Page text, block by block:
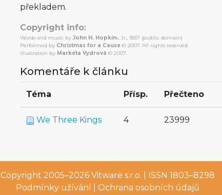
překladem.
Copyright info:
Words and music by John H. Hopkins, Jr., 1857 (public domain)
Performed by Christmas for a Cause© 2007. All rights reserved.
Illustration by Markéta Vydrová © 2007.
Komentáře k článku
Téma Přísp. Přečteno
We Three Kings 4 23999
Copyright 2005–2026 Vitware s.r.o. | ISSN 1803–8298
Podmínky užívání
Ochrana osobních údajů